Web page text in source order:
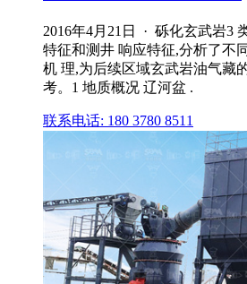
2016年4月21日 · 砾化玄武岩3
特征和测井 响应特征,分析了不
机 理,为后续区域玄武岩油气藏
考。1 地质概况 辽河盆 .
联系电话: 180 3780 8511